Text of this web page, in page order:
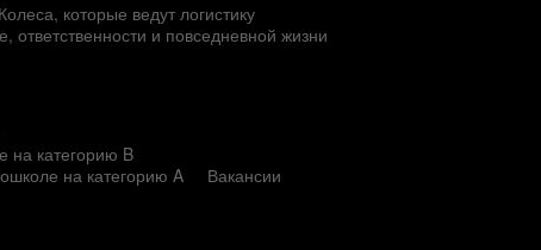
которые ведут логистику
ответственности и повседневной жизни
на категорию B
на категорию A
Вакансии